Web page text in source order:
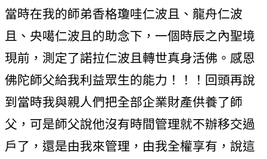
當時在我的師弟香格瓊哇仁波且、龍舟仁波
且、央噶仁波且的助念下，一個時辰之內聖境
現前，測定了諾拉仁波且轉世真身活佛。感恩
佛陀師父給我利益眾生的能力！！！回頭再說
到當時我與親人們把全部企業財產供養了師
父，可是師父說他沒有時間管理就不辦移交過
戶了，還是由我來管理，由我全權享有，說這